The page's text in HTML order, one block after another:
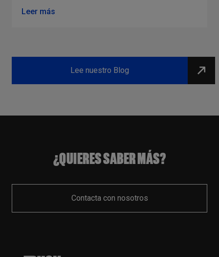
Leer más
Lee nuestro Blog
¿QUIERES SABER MÁS?
Contacta con nosotros